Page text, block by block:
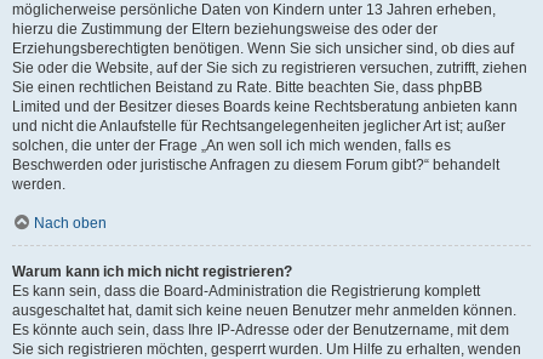
möglicherweise persönliche Daten von Kindern unter 13 Jahren erheben,
hierzu die Zustimmung der Eltern beziehungsweise des oder der
Erziehungsberechtigten benötigen. Wenn Sie sich unsicher sind, ob dies auf
Sie oder die Website, auf der Sie sich zu registrieren versuchen, zutrifft, ziehen
Sie einen rechtlichen Beistand zu Rate. Bitte beachten Sie, dass phpBB
Limited und der Besitzer dieses Boards keine Rechtsberatung anbieten kann
und nicht die Anlaufstelle für Rechtsangelegenheiten jeglicher Art ist; außer
solchen, die unter der Frage „An wen soll ich mich wenden, falls es
Beschwerden oder juristische Anfragen zu diesem Forum gibt?“ behandelt
werden.
Nach oben
Warum kann ich mich nicht registrieren?
Es kann sein, dass die Board-Administration die Registrierung komplett
ausgeschaltet hat, damit sich keine neuen Benutzer mehr anmelden können.
Es könnte auch sein, dass Ihre IP-Adresse oder der Benutzername, mit dem
Sie sich registrieren möchten, gesperrt wurden. Um Hilfe zu erhalten, wenden